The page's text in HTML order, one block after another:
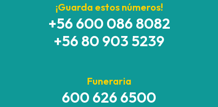
¡Guarda estos números!
+56 600 086 8082
+56 80 903 5239
Funeraria
600 626 6500